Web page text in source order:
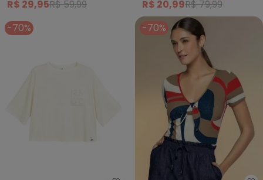
R$ 29,95R$ 59,99 R$ 20,99R$ 79,99
-70%
-70%